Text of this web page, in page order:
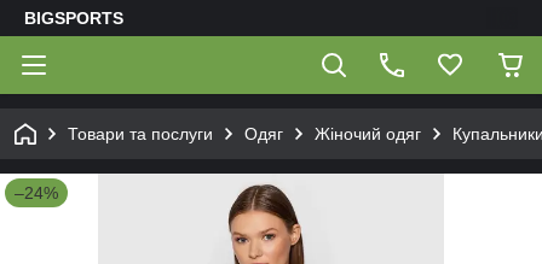
BIGSPORTS
Товари та послуги Одяг Жіночий одяг
–24%